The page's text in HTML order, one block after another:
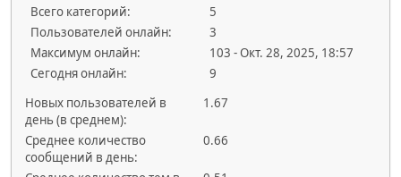
Всего категорий:
5
Пользователей онлайн:
3
Максимум онлайн:
103 - Окт. 28, 2025, 18:57
Сегодня онлайн:
9
Новых пользователей в
день (в среднем):
1.67
Среднее количество
сообщений в день:
0.66